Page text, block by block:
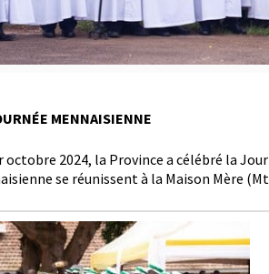
MENNAISIENNE
octobre 2024, la Province a célébré la
se réunissent à la Maison Mère